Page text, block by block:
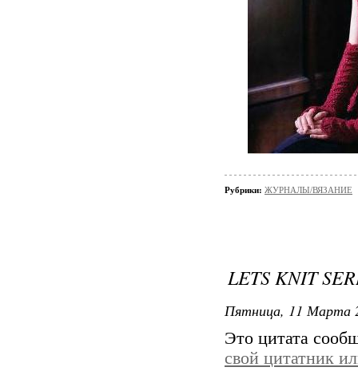
Рубрики: ЖУРНАЛЫ/ВЯЗАНИЕ
LETS KNIT
Пятница, 11 Марта
Это цитата
свой цитатник